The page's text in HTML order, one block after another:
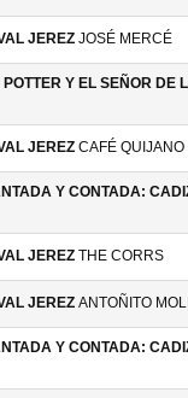
JEREZ JOSÉ MERCÉ
Y EL SEÑOR DE
JEREZ CAFÉ QUIJANO
Y CONTADA:
JEREZ THE CORRS
JEREZ ANTOÑITO
Y CONTADA: